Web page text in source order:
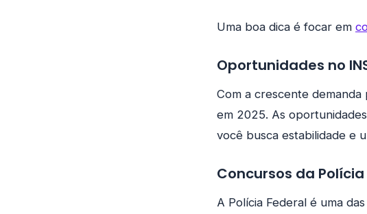
Uma boa dica é focar em
Oportunidades no
Com a crescente
em 2025. As
você busca estabilidade e
Concursos da
A Polícia Federal é uma